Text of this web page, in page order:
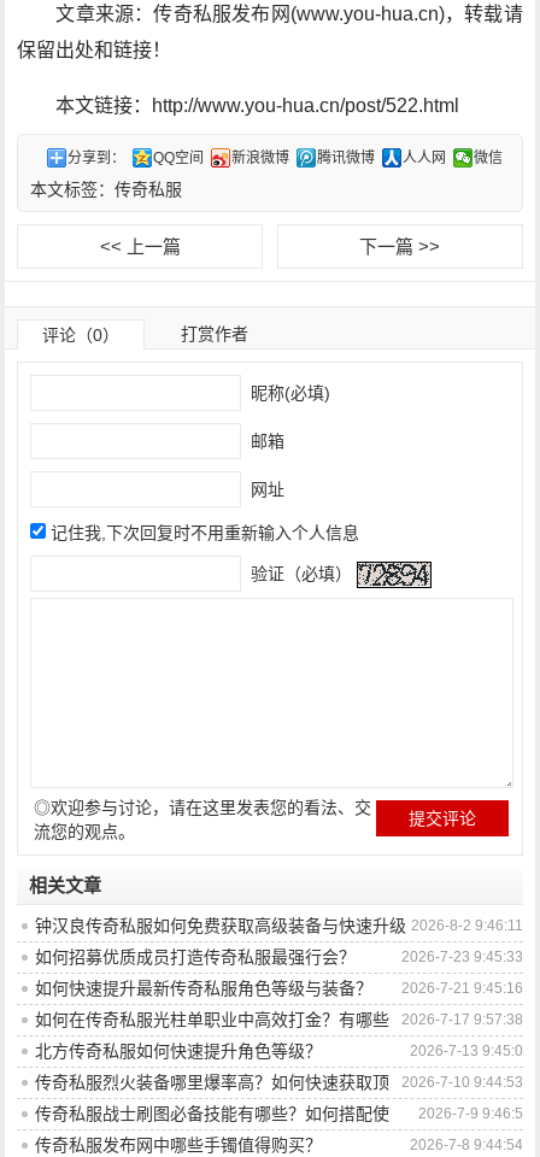
文章来源：传奇私服发布网(www.you-hua.cn)，转载请
保留出处和链接！
本文链接：http://www.you-hua.cn/post/522.html
分享到： QQ空间 新浪微博 腾讯微博 人人网 微信
本文标签：传奇私服
<< 上一篇 下一篇 >>
评论（0） 打赏作者
昵称(必填)
邮箱
网址
记住我,下次回复时不用重新输入个人信息
验证（必填）
◎欢迎参与讨论，请在这里发表您的看法、交
流您的观点。
相关文章
2026-8-2 9:46:11
钟汉良传奇私服如何免费获取高级装备与快速升级
攻略？
2026-7-23 9:45:33
如何招募优质成员打造传奇私服最强行会？
2026-7-21 9:45:16
如何快速提升最新传奇私服角色等级与装备？
2026-7-17 9:57:38
如何在传奇私服光柱单职业中高效打金？有哪些
技巧与策略？
2026-7-13 9:45:0
北方传奇私服如何快速提升角色等级？
2026-7-10 9:44:53
传奇私服烈火装备哪里爆率高？如何快速获取顶
级装备？
2026-7-9 9:46:5
传奇私服战士刷图必备技能有哪些？如何搭配使
用？
2026-7-8 9:44:54
传奇私服发布网中哪些手镯值得购买？